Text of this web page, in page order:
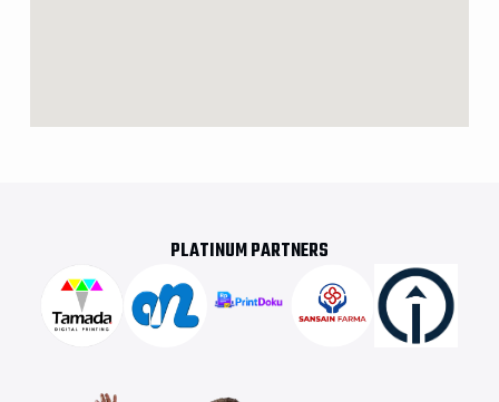
PLATINUM PARTNERS